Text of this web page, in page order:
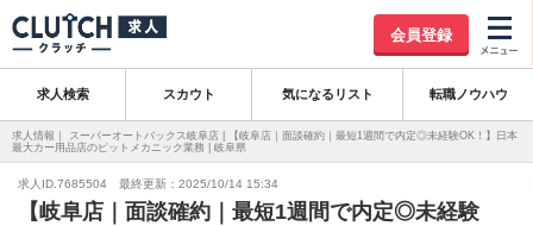
会員登録
求人検索 スカウト 気になるリスト 転職ノウハウ
求人情報｜ スーパーオートバックス岐阜店 | 【岐阜店｜面談確約｜最短1週間で内定◎未経験OK！】日本
最大カー用品店のピットメカニック業務 | 岐阜県
求人ID.7685504 最終更新：2025/10/14 15:34
【岐阜店｜面談確約｜最短1週間で内定◎未経験